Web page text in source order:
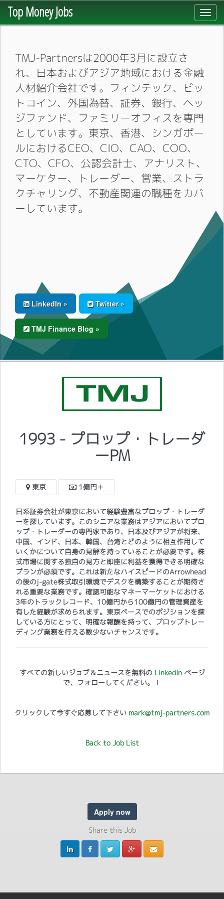
Top Money Jobs
TMJ-Partnersは2000年3月に設立さ
れ、日本およびアジア地域における金融
人材紹介会社です。フィンテック、ビッ
トコイン、外国為替、証券、銀行、ヘッ
ジファンド、ファミリーオフィスを専門
としています。東京、香港、シンガポー
ルにおけるCEO、CIO、CAO、COO、
CTO、CFO、公認会計士、アナリスト、
マーケター、トレーダー、営業、ストラ
クチャリング、不動産関連の職種をカバ
ーしています。
LinkedIn » Twitter »
TMJ Finance Blog »
1993 - プロップ・トレーダ
ーPM
東京 1億円＋
日系証券会社が東京において経験豊富なプロップ・トレーダ
ーを探しています。このシニアな業務はアジアにおいてプロ
ップ・トレーダーの専門家であり、日本及びアジアが将来、
中国、インド、日本、韓国、台湾とどのように相互作用して
いくかについて自身の見解を持っていることが必要です。株
式市場に関する独自の見方と即座に利益を獲得できる明確な
プランが必須です。これは新たなハイスピードのArrowhead
の後のj-gate株式取引環境でデスクを構築することが期待さ
れる重要な業務です。確認可能なマネーマーケットにおける
3年のトラックレコード、10億円から100億円の管理資産を
有した経験が求められます。東京ベースでのポジションを探
している方にとって、明確な報酬を持って、プロップトレー
ディング業務を行える数少ないチャンスです。
すべての新しいジョブ＆ニュースを無料の LinkedInページ
で、フォローしてください。！
クリックして今すぐ応募して下さい mark@tmj-partners.com
Back to Job List
Apply now
Share this Job